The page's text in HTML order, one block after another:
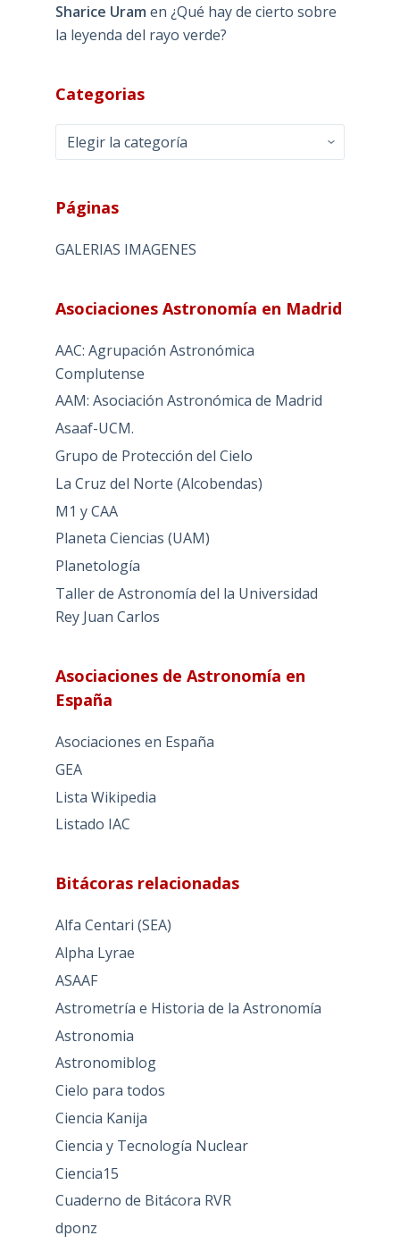
Sharice Uram en ¿Qué hay de cierto sobre
la leyenda del rayo verde?
Categorias
Categorias
Páginas
GALERIAS IMAGENES
Asociaciones Astronomía en Madrid
AAC: Agrupación Astronómica
Complutense
AAM: Asociación Astronómica de Madrid
Asaaf-UCM.
Grupo de Protección del Cielo
La Cruz del Norte (Alcobendas)
M1 y CAA
Planeta Ciencias (UAM)
Planetología
Taller de Astronomía del la Universidad
Rey Juan Carlos
Asociaciones de Astronomía en
España
Asociaciones en España
GEA
Lista Wikipedia
Listado IAC
Bitácoras relacionadas
Alfa Centari (SEA)
Alpha Lyrae
ASAAF
Astrometría e Historia de la Astronomía
Astronomia
Astronomiblog
Cielo para todos
Ciencia Kanija
Ciencia y Tecnología Nuclear
Ciencia15
Cuaderno de Bitácora RVR
dponz